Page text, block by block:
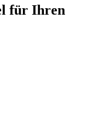
für Ihren